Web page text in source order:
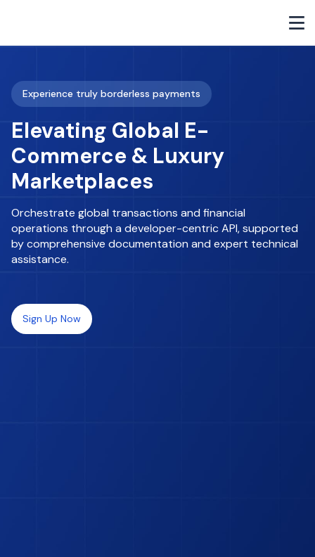
Experience truly borderless payments
Elevating Global E-
Commerce & Luxury
Marketplaces
Orchestrate global transactions and financial
operations through a developer-centric API, supported
by comprehensive documentation and expert technical
assistance.
Sign Up Now